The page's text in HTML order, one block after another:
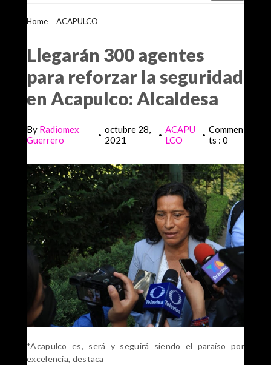
Home ACAPULCO
Llegarán 300 agentes
para reforzar la seguridad
en Acapulco: Alcaldesa
By Radiomex
Guerrero
• octubre 28,
2021
• ACAPU
LCO
• Commen
ts : 0
*Acapulco es, será y seguirá siendo el paraíso por
excelencia, destaca